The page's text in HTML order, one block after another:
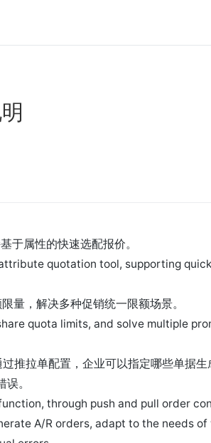
于属性的快速选配报价。
quotation tool, supporting
量，解决多种促销统一限额场景。
quota limits, and solve multiple
推拉单配置，企业可以指定哪些单据
。
through push and pull order
A/R orders, adapt to the needs